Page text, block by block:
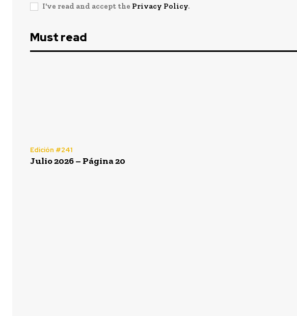
I've read and accept the Privacy Policy.
Must read
Edición #241
Julio 2026 – Página 20